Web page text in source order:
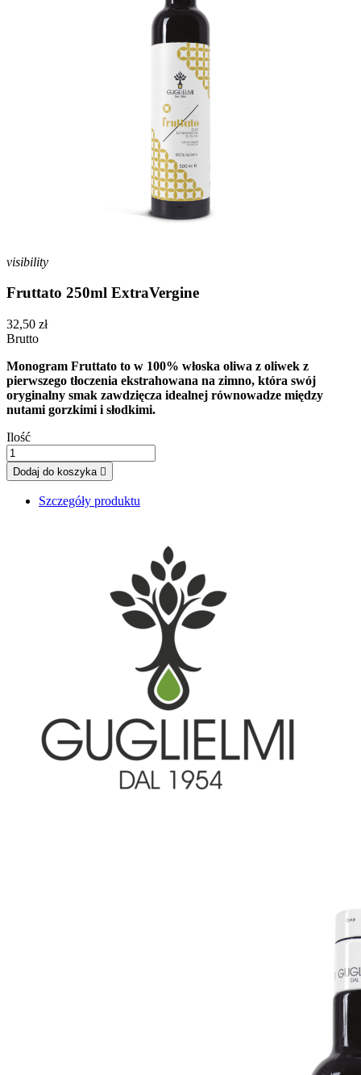
visibility
Fruttato 250ml ExtraVergine
32,50 zł
Brutto
Monogram Fruttato to w 100% włoska oliwa z oliwek z
pierwszego tłoczenia ekstrahowana na zimno, która swój
oryginalny smak zawdzięcza idealnej równowadze między
nutami gorzkimi i słodkimi.
Ilość
Dodaj do koszyka 
Szczegóły produktu